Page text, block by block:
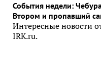
События недели:
Втором и пропавший
Интересные новости
IRK.ru.